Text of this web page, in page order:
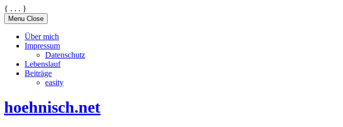
{ . . . }
Skip
to
content
Menu Close
Über mich
Impressum
Datenschutz
Lebenslauf
Beiträge
easity
hoehnisch.net